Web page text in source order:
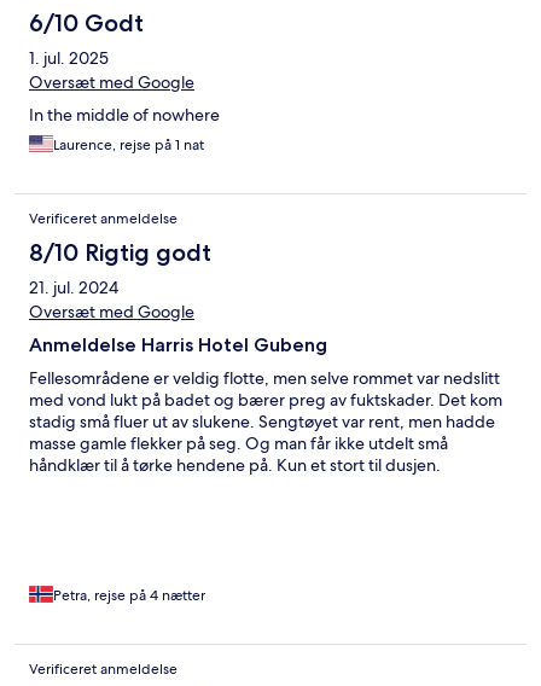
6/10 Godt
1. jul. 2025
Oversæt med Google
In the middle of nowhere
Laurence, rejse på 1 nat
Verificeret anmeldelse
8/10 Rigtig godt
21. jul. 2024
Oversæt med Google
Anmeldelse Harris Hotel Gubeng
Fellesområdene er veldig flotte, men selve rommet var nedslitt
med vond lukt på badet og bærer preg av fuktskader. Det kom
stadig små fluer ut av slukene. Sengtøyet var rent, men hadde
masse gamle flekker på seg. Og man får ikke utdelt små
håndklær til å tørke hendene på. Kun et stort til dusjen.
Petra, rejse på 4 nætter
Verificeret anmeldelse